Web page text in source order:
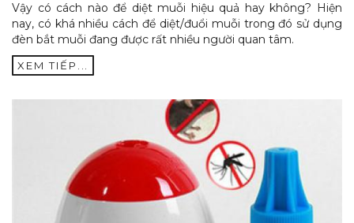
Vậy có cách nào để diệt muỗi hiệu quả hay không? Hiện
nay, có khá nhiều cách để diệt/đuổi muỗi trong đó sử dụng
đèn bắt muỗi đang được rất nhiều người quan tâm.
XEM TIẾP...